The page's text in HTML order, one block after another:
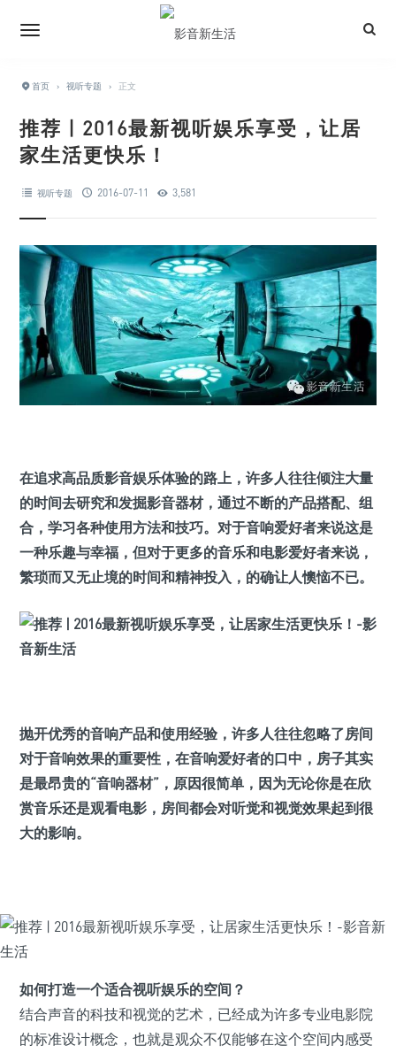
首页 › 视听专题 › 正文
推荐 | 2016最新视听娱乐享受，让居
家生活更快乐！
视听专题 2016-07-11 3,581
在追求高品质影音娱乐体验的路上，许多人往往倾注大量
的时间去研究和发掘影音器材，通过不断的产品搭配、组
合，学习各种使用方法和技巧。对于音响爱好者来说这是
一种乐趣与幸福，但对于更多的音乐和电影爱好者来说，
繁琐而又无止境的时间和精神投入，的确让人懊恼不已。
抛开优秀的音响产品和使用经验，许多人往往忽略了房间
对于音响效果的重要性，在音响爱好者的口中，房子其实
是最昂贵的“音响器材”，原因很简单，因为无论你是在欣
赏音乐还是观看电影，房间都会对听觉和视觉效果起到很
大的影响。
如何打造一个适合视听娱乐的空间？
结合声音的科技和视觉的艺术，已经成为许多专业电影院
的标准设计概念，也就是观众不仅能够在这个空间内感受